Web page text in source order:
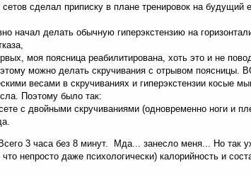
сделал приписку в плане тренировок на
начал делать обычную гиперэкстензию на
моя поясница реабилитирована, хоть это и не
можно делать скручивания с отрывом поясницы.
весами в скручиваниях и гиперэкстензии
Поэтому было так:
с двойными скручиваниями (одновременно ноги и
3 часа без 8 минут. Мда... занесло меня... Но так
непросто даже психологически) калорийность и